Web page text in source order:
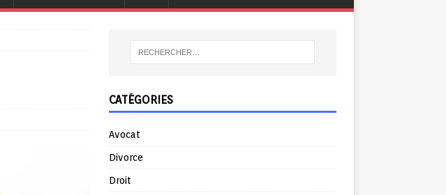
CATÉGORIES
Avocat
Divorce
Droit